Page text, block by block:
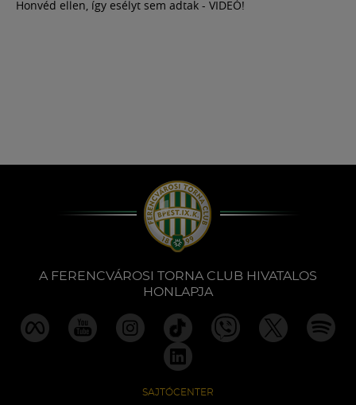
Honvéd ellen, így esélyt sem adtak - VIDEÓ!
A FERENCVÁROSI TORNA CLUB HIVATALOS
HONLAPJA
SAJTÓCENTER